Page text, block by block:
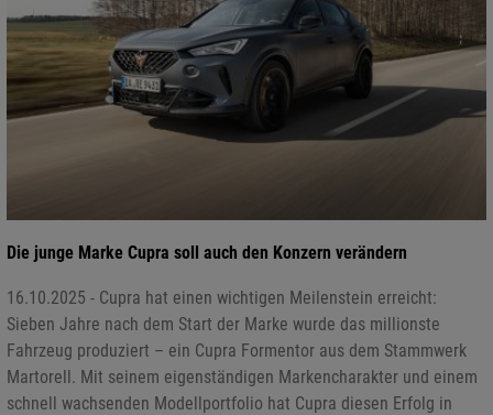
Die junge Marke Cupra soll auch den Konzern verändern
16.10.2025 - Cupra hat einen wichtigen Meilenstein erreicht:
Sieben Jahre nach dem Start der Marke wurde das millionste
Fahrzeug produziert – ein Cupra Formentor aus dem Stammwerk
Martorell. Mit seinem eigenständigen Markencharakter und einem
schnell wachsenden Modellportfolio hat Cupra diesen Erfolg in